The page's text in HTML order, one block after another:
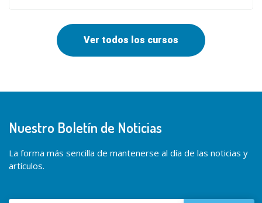
Ver todos los cursos
Nuestro Boletín de Noticias
La forma más sencilla de mantenerse al día de las noticias y
artículos.